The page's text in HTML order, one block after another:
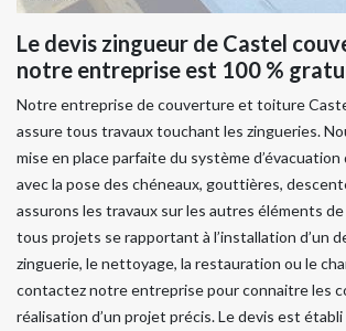
Le devis zingueur de Castel
notre entreprise est 100 %
Notre entreprise de couverture et toiture
assure tous travaux touchant les zingueries.
mise en place parfaite du système d’évacuation
avec la pose des chéneaux, gouttières,
assurons les travaux sur les autres éléments
tous projets se rapportant à l’installation d’un
zinguerie, le nettoyage, la restauration ou le
contactez notre entreprise pour connaitre les
réalisation d’un projet précis. Le devis est établi